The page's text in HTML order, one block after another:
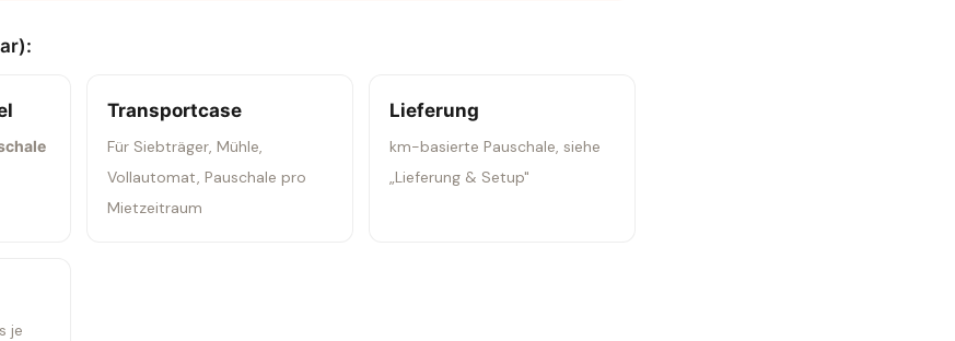
Transportcase
Für Siebträger, Mühle,
Vollautomat, Pauschale pro
Mietzeitraum
Lieferung
km-basierte Pauschale, siehe
„Lieferung & Setup"
je